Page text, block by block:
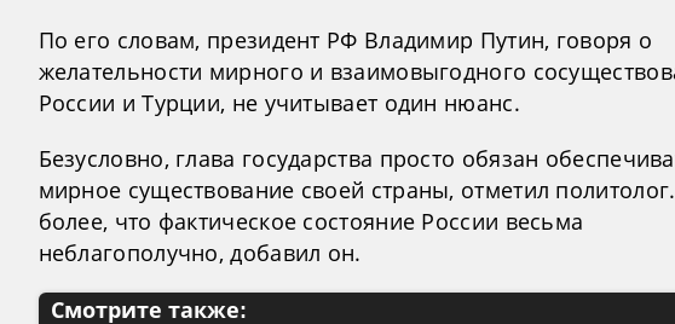
По его словам, президент РФ Владимир Путин, говоря о
желательности мирного и взаимовыгодного
России и Турции, не учитывает один нюанс.
Безусловно, глава государства просто обязан
мирное существование своей страны, отметил
более, что фактическое состояние России весьма
неблагополучно, добавил он.
Смотрите также: